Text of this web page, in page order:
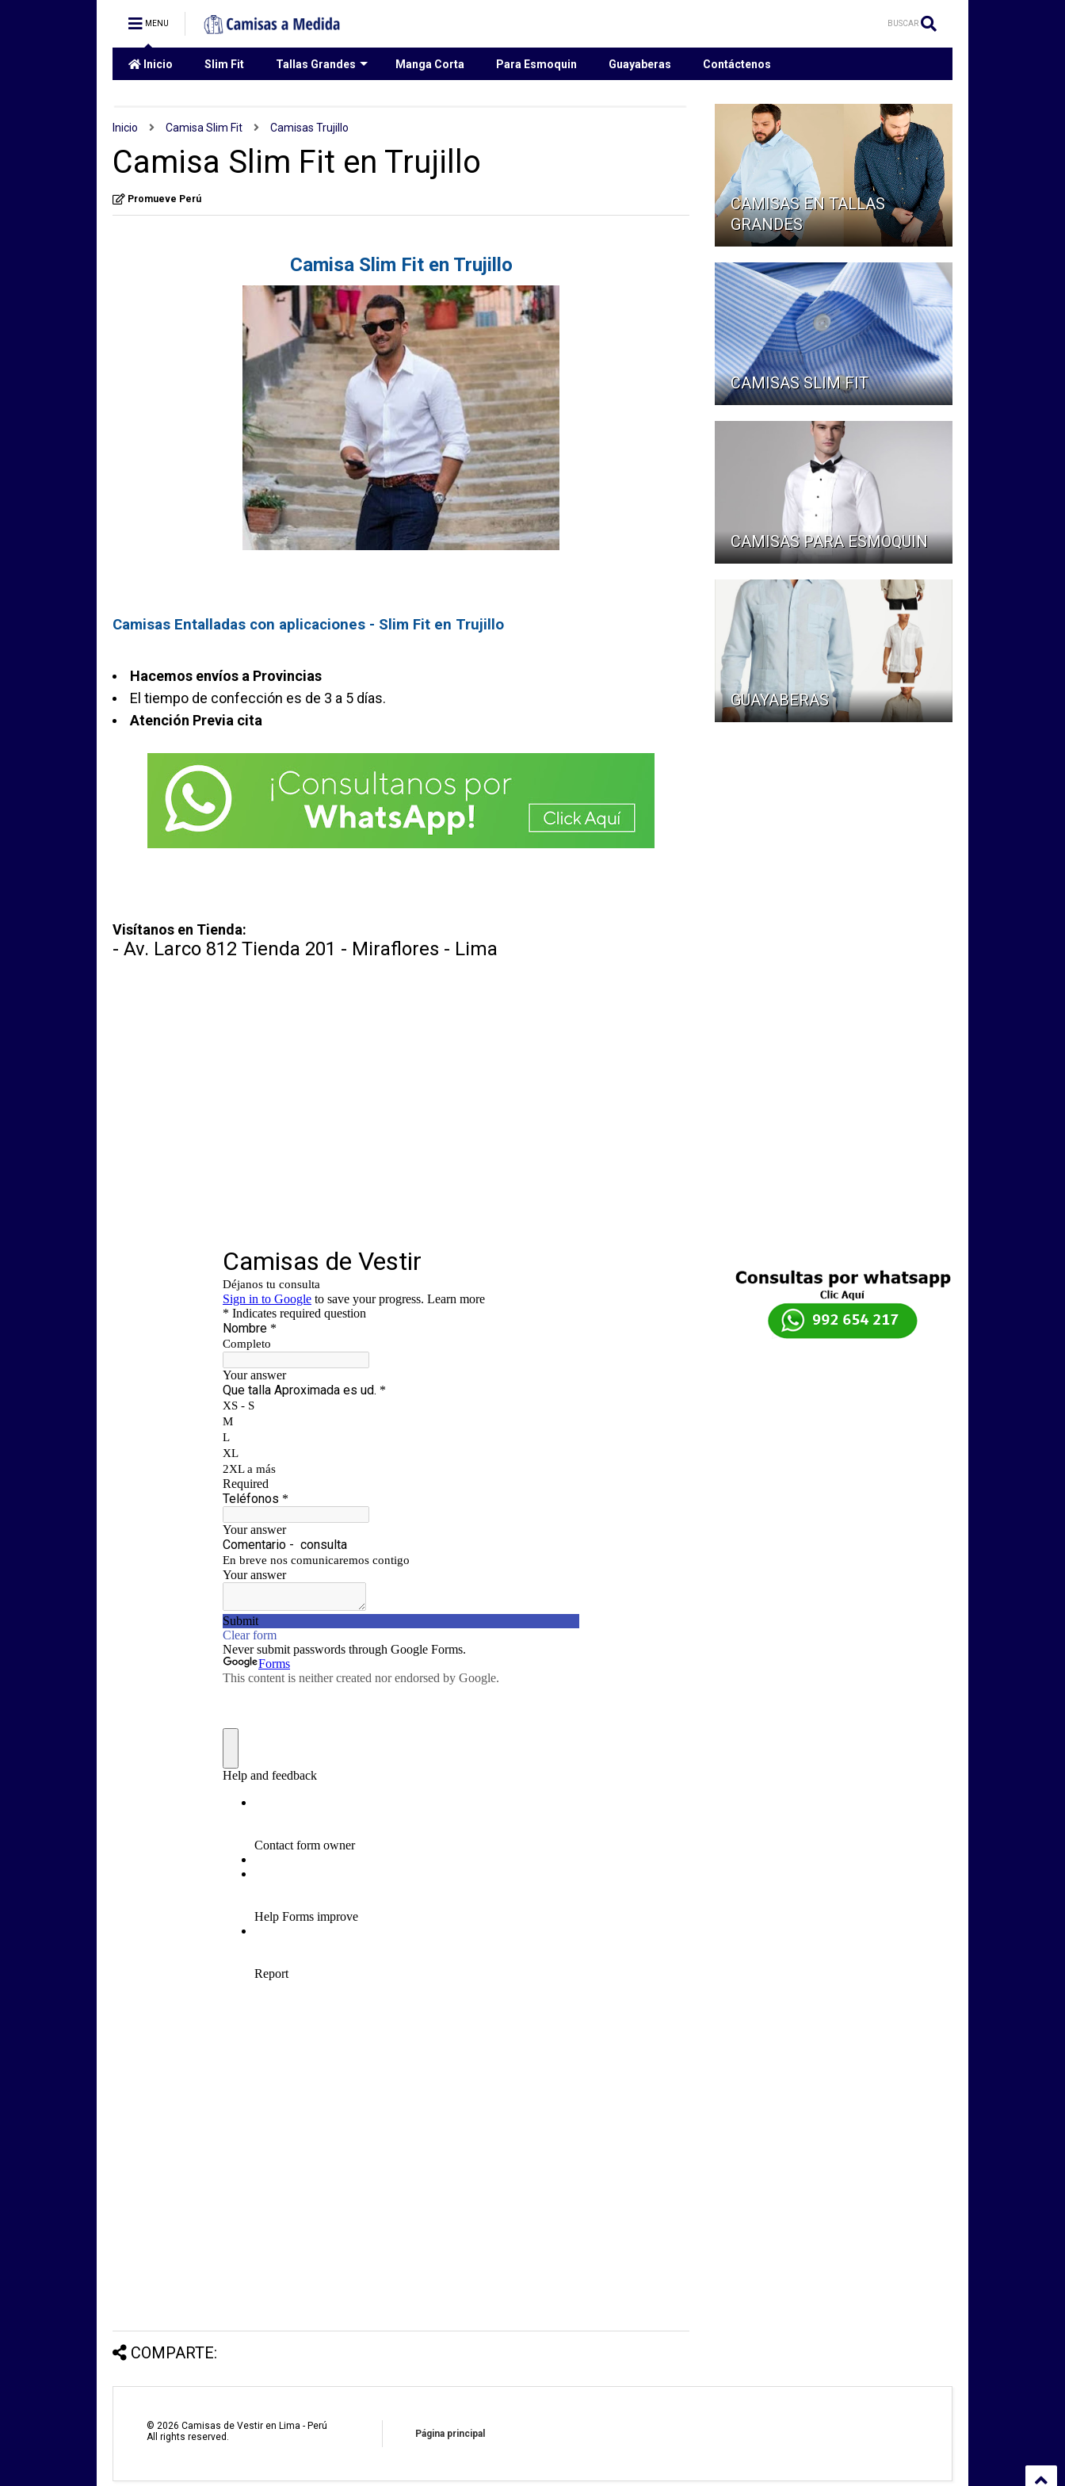
MENU BUSCAR
Inicio Slim Fit Tallas Grandes Manga Corta Para Esmoquin Guayaberas Contáctenos
Inicio Camisa Slim Fit Camisas Trujillo
Camisa Slim Fit en Trujillo
Promueve Perú
Camisa Slim Fit en Trujillo
Camisas Entalladas con aplicaciones - Slim Fit en Trujillo
Hacemos envíos a Provincias
El tiempo de confección es de 3 a 5 días.
Atención Previa cita
Visítanos en Tienda:
- Av. Larco 812 Tienda 201 - Miraflores - Lima
COMPARTE:
CAMISAS EN TALLAS
GRANDES
CAMISAS SLIM FIT
CAMISAS PARA ESMOQUIN
GUAYABERAS
©2026 Camisas de Vestir en Lima - Perú
All rights reserved.
Página principal